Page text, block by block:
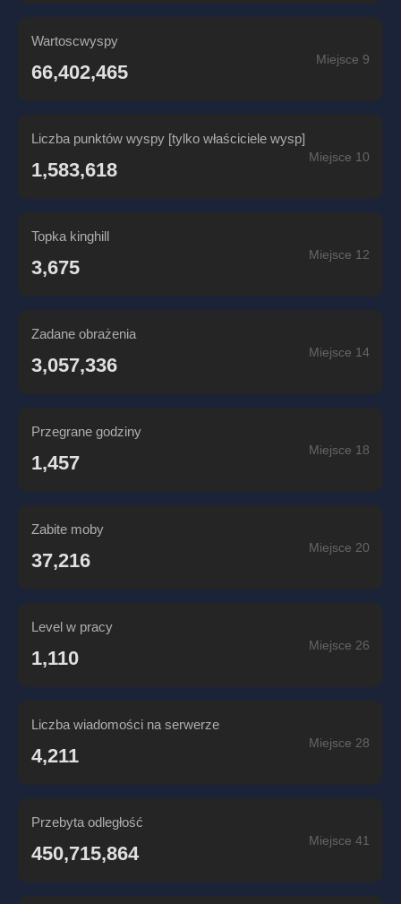
Wartoscwyspy
66,402,465
Miejsce 9
Liczba punktów wyspy [tylko właściciele wysp]
1,583,618
Miejsce 10
Topka kinghill
3,675
Miejsce 12
Zadane obrażenia
3,057,336
Miejsce 14
Przegrane godziny
1,457
Miejsce 18
Zabite moby
37,216
Miejsce 20
Level w pracy
1,110
Miejsce 26
Liczba wiadomości na serwerze
4,211
Miejsce 28
Przebyta odległość
450,715,864
Miejsce 41